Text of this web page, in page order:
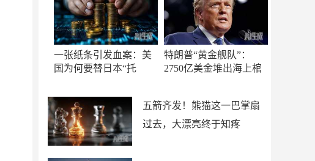
一张纸条引发血案：美
国为何要替日本“托
特朗普“黄金舰队”：
2750亿美金堆出海上棺
五箭齐发！熊猫这一巴掌扇
过去，大漂亮终于知疼